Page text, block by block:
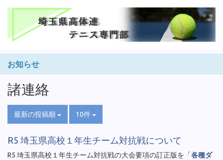
お知らせ
諸連絡
最新の投稿順 10件
R5 埼玉県高校１年生チーム対抗戦について
R5 埼玉県高校１年生チーム対抗戦の大会要項の訂正版を「各種ダ